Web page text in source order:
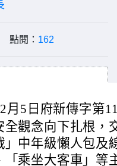
點閱： 162
月5日府新傳字第
全觀念向下扎根，
」中年級懶人包及
「乘坐大客車」等